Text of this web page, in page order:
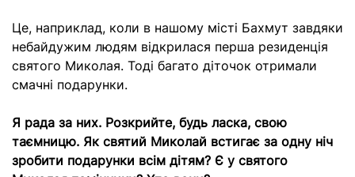
Це, наприклад, коли в нашому місті Бахмут завдяки
небайдужим людям відкрилася перша резиденція
святого Миколая. Тоді багато діточок отримали
смачні подарунки.
Я рада за них. Розкрийте, будь ласка, свою
таємницю. Як святий Миколай встигає за одну ніч
зробити подарунки всім дітям? Є у святого